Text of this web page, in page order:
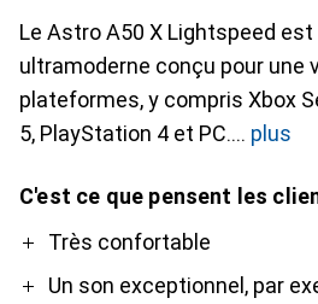
Le Astro A50 X Lightspeed
ultramoderne conçu pour une
plateformes, y compris Xbox
5, PlayStation 4 et PC.
plus
C'est ce que pensent les
ProTrès confortable
Un son exceptionnel, par
Contre